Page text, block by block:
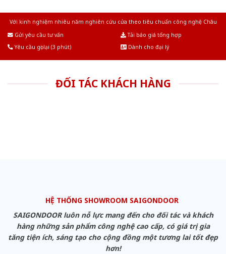
Với kinh nghiệm nhiêu năm nghiên cứu cửa theo tiêu chuẩn công nghệ Châu
Gửi yêu cầu tư vấn
Tải báo giá tổng hợp
Yêu cầu gọi lại (3 phút)
Dành cho đại lý
ĐỐI TÁC KHÁCH HÀNG
HỆ THỐNG SHOWROOM SAIGONDOOR
SAIGONDOOR luôn nỗ lực mang đến cho đối tác và khách
hàng những sản phẩm công nghệ cao cấp, có giá trị gia
tăng tiện ích, sáng tạo cho cộng đồng một tương lai tốt đẹp
hơn!